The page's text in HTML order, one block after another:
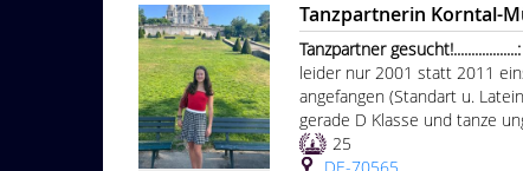
Tanzpartnerin Korntal-
Tanzpartner gesucht!..................:
leider nur 2001 statt 2011
angefangen (Standart u.
gerade D Klasse und tanze
25